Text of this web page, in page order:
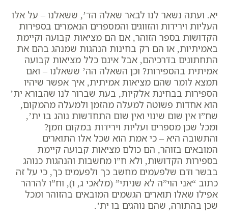
יא. ועתה נשאר לנו לבאר שאלה הד’, ששאלנו – על אלו
העליות וירידות והזווגים והמספרים הנאמרים בספירות
הקדושות בספר הזוהר, אם הם מציאות קבועה וקיימת
באמיתיות, או הם רק בחינות הנהגות שמנהג בהם את
התחתונים בדרכיהם, אבל אינם כלל מציאות קבועה
אמיתית בהספירות? וכן השאלה הה’ ששאלנו – ואם
תמצא לומר שהם מציאות אמיתית, איך אפשר שיהיו
הספירות בבחינת אלקיות, בעת שברור לנו שהבורא ית’
הוא אחדות פשוטה למעלה מהזמן ולמעלה מהמקום,
שח”ו אין שום שינוי ואין שום התחדשות נוהג בו ית’,
ומכל שכן מספרים ועליות וירידות במקום וזמן?
והתשובה היא – כי אמת הוא שכל אלו התוארים
המובאים בזוהר, הם כולם מציאות קבועה קיימת
בספירות הקדושות, ולא ח”ו מחשבות והנהגות כנוהג
בבשר ודם שלפעמים מחשב כך ולפעמים כך, כי על זה
כתוב “אני הוי”ה לא שניתי” (מלאכי ג, ו), וח”ו להרהר
אפילו שאלו תוארים הגשמים המובאים בהזוהר ומכל
שכן בהתורה, שהם נוהגים בו ית’.